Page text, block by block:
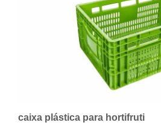
caixa plástica para hortifruti